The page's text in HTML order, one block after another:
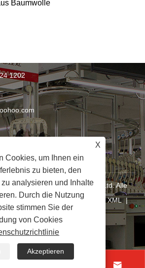
Baumwolle
1202
Rd, Bezirk Xiang'an, Fujian,
Xiamen Evaricky Trading Co., Ltd. Alle
Links |Sitemap|RSS |XML|
Datenschutzrichtlinie

X
Cookies, um Ihnen ein
zu bieten, den
analysieren und Inhalte
Durch die Nutzung
stimmen Sie der
von Cookies
Akzeptieren